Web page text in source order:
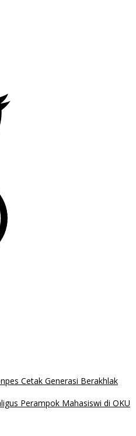
Cetak Generasi Berakhlak
Perampok Mahasiswi di OKU